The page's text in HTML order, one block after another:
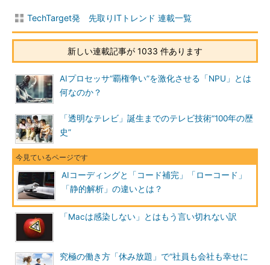
TechTarget発 先取りITトレンド 連載一覧
新しい連載記事が 1033 件あります
AIプロセッサ“覇権争い”を激化させる「NPU」とは
何なのか？
「透明なテレビ」誕生までのテレビ技術“100年の歴
史”
AIコーディングと「コード補完」「ローコード」
「静的解析」の違いとは？
「Macは感染しない」とはもう言い切れない訳
究極の働き方「休み放題」で“社員も会社も幸せに